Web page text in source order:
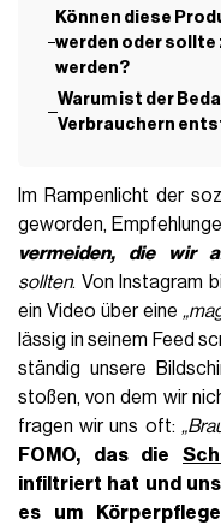
Können diese
werden oder
werden?
Warum ist der
Verbrauchern
Im Rampenlicht der
geworden,
vermeiden, die wir
sollten. Von Instagram
ein Video über eine
lässig in seinem Feed
ständig unsere
stoßen, von dem wir
fragen wir uns oft:
FOMO, das die
infiltriert hat und
es um